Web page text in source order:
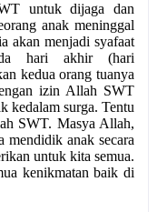
untuk dijaga dan
anak meninggal
akan menjadi syafaat
hari akhir (hari
kedua orang tuanya
izin Allah SWT
kedalam surga. Tentu
SWT. Masya Allah,
mendidik anak secara
untuk kita semua.
kenikmatan baik di